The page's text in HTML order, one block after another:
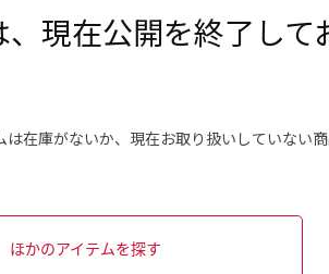
現在公開を終了して
在庫がないか、現在お取り扱いしていない商
ほかのアイテムを探す